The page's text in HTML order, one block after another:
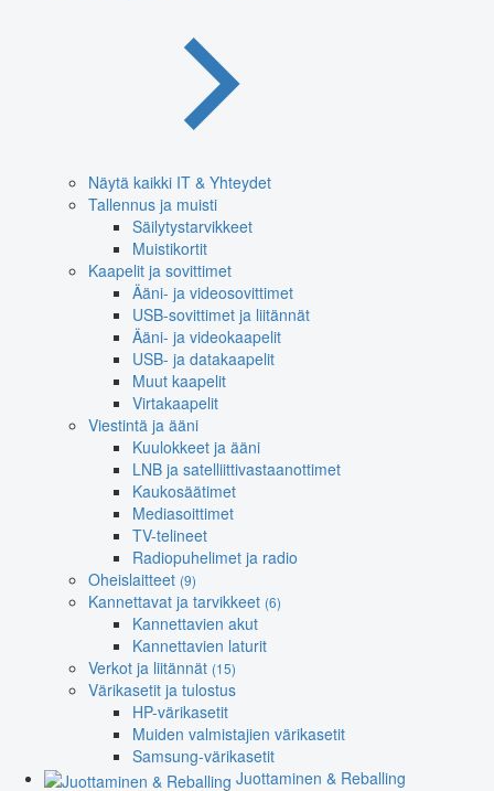
Näytä kaikki IT & Yhteydet
Tallennus ja muisti
Säilytystarvikkeet
Muistikortit
Kaapelit ja sovittimet
Ääni- ja videosovittimet
USB-sovittimet ja liitännät
Ääni- ja videokaapelit
USB- ja datakaapelit
Muut kaapelit
Virtakaapelit
Viestintä ja ääni
Kuulokkeet ja ääni
LNB ja satelliittivastaanottimet
Kaukosäätimet
Mediasoittimet
TV-telineet
Radiopuhelimet ja radio
Oheislaitteet (9)
Kannettavat ja tarvikkeet (6)
Kannettavien akut
Kannettavien laturit
Verkot ja liitännät (15)
Värikasetit ja tulostus
HP-värikasetit
Muiden valmistajien värikasetit
Samsung-värikasetit
Juottaminen & Reballing